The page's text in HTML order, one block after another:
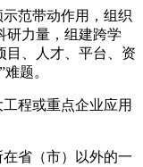
范带动作用，组织
研力量，组建跨学
目、人才、平台、资
题。
程或重点企业应用
省（市）以外的一